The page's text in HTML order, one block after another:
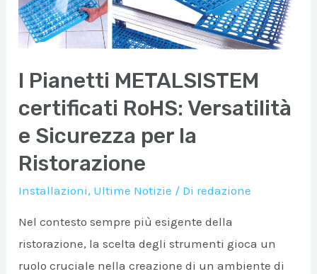
I Pianetti METALSISTEM
certificati RoHS: Versatilità
e Sicurezza per la
Ristorazione
Installazioni, Ultime Notizie / Di redazione
Nel contesto sempre più esigente della
ristorazione, la scelta degli strumenti gioca un
ruolo cruciale nella creazione di un ambiente di